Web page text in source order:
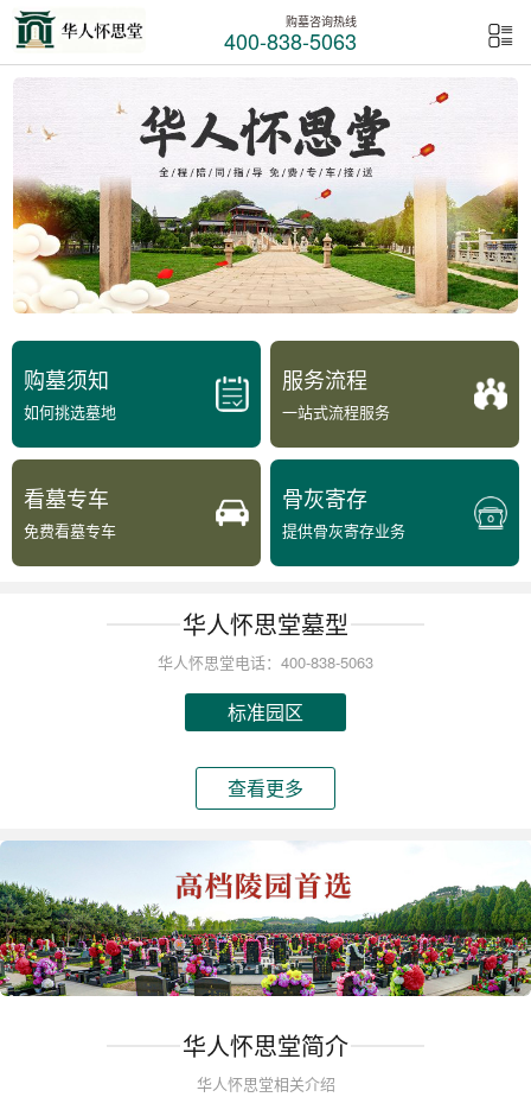
购墓咨询热线
400-838-5063
购墓须知
如何挑选墓地
服务流程
一站式流程服务
看墓专车
免费看墓专车
骨灰寄存
提供骨灰寄存业务
华人怀思堂墓型
华人怀思堂电话：400-838-5063
标准园区
查看更多
华人怀思堂简介
华人怀思堂相关介绍